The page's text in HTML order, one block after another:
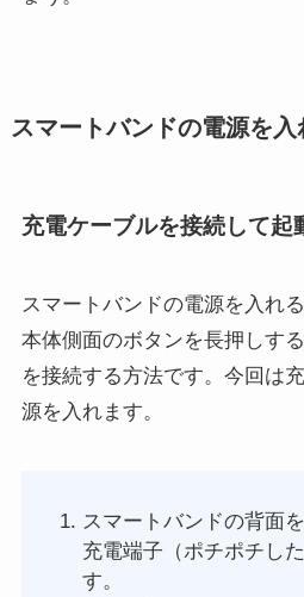
スマートバンドの電源を入
充電ケーブルを接続して起
スマートバンドの電源を入れ
本体側面のボタンを長押しす
を接続する方法です。今回は
源を入れます。
スマートバンドの背面
充電端子（ポチポチし
す。